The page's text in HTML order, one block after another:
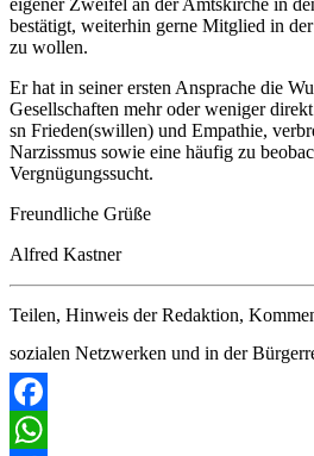
eigener Zweifel an der Amtskirche in
bestätigt, weiterhin gerne Mitglied in
zu wollen.
Er hat in seiner ersten Ansprache die
Gesellschaften mehr oder weniger
sn Frieden(swillen) und Empathie,
Narzissmus sowie eine häufig zu
Vergnügungssucht.
Freundliche Grüße
Alfred Kastner
Teilen, Hinweis der Redaktion,
sozialen Netzwerken und in der
Facebook